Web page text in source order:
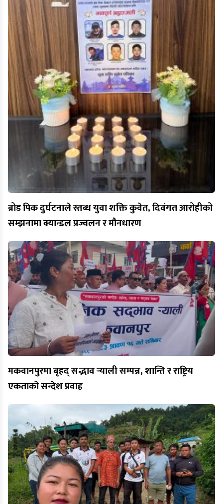
ब्रोड पिक दुर्घटनाले स्तब्ध युवा शक्ति कुवेत, दिवंगत आरोहीको
सम्झनामा क्यान्डल प्रज्वलन र मौनधारण
मकवानपुरमा बृहद् सद्भाव र्‍याली सम्पन्न, शान्ति र राष्ट्रिय
एकताको सन्देश प्रवाह